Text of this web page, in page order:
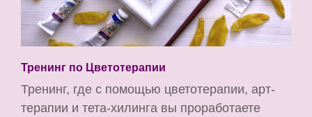
Тренинг по Цветотерапии
Тренинг, где с помощью цветотерапии, арт-
терапии и тета-хилинга вы проработаете